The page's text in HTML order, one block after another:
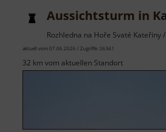
Aussichtsturm in
Rozhledna na Hoře Svaté Kateřiny
aktuell vom 07.06.2026 / Zugriffe: 26361
32 km vom aktuellen Standort